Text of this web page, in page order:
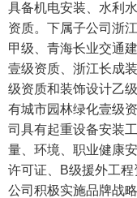
具备机电安装、水利
资质。下属子公司浙
甲级、青海长业交通
壹级资质、浙江长成
级资质和装饰设计乙
有城市园林绿化壹级
司具有起重设备安装
量、环境、职业健康
许可证、B级援外工程
公司积极实施品牌战